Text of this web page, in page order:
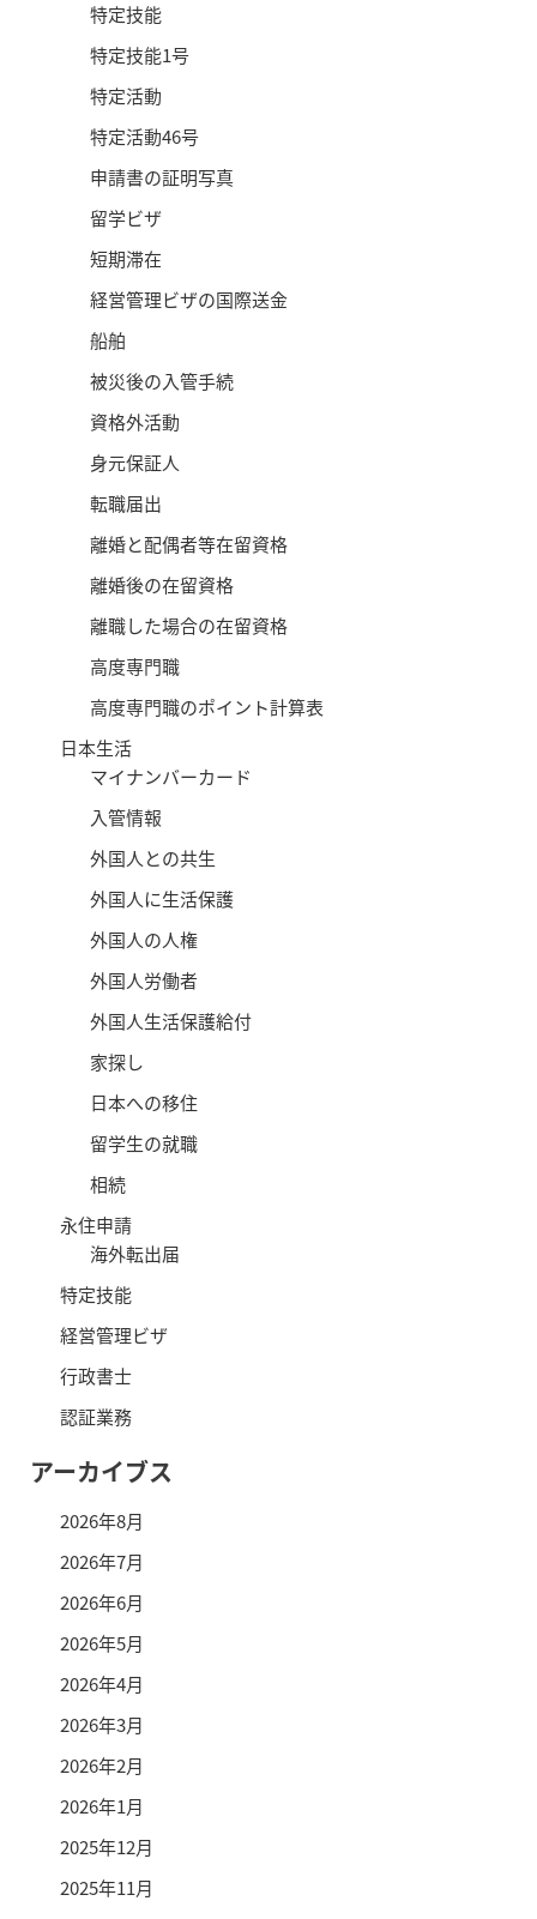
特定技能
特定技能1号
特定活動
特定活動46号
申請書の証明写真
留学ビザ
短期滞在
経営管理ビザの国際送金
船舶
被災後の入管手続
資格外活動
身元保証人
転職届出
離婚と配偶者等在留資格
離婚後の在留資格
離職した場合の在留資格
高度専門職
高度専門職のポイント計算表
日本生活
マイナンバーカード
入管情報
外国人との共生
外国人に生活保護
外国人の人権
外国人労働者
外国人生活保護給付
家探し
日本への移住
留学生の就職
相続
永住申請
海外転出届
特定技能
経営管理ビザ
行政書士
認証業務
アーカイブス
2026年8月
2026年7月
2026年6月
2026年5月
2026年4月
2026年3月
2026年2月
2026年1月
2025年12月
2025年11月